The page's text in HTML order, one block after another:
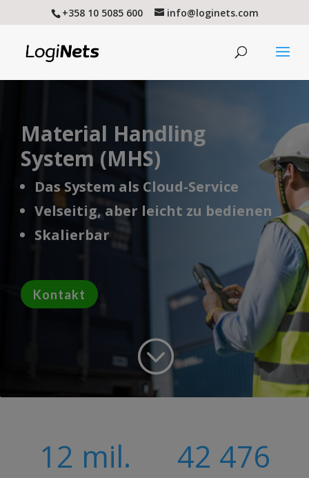
+358 10 5085 600 info@loginets.com
Material Handling
System (MHS)
Das System als Cloud-Service
Velseitig, aber leicht zu bedienen
Skalierbar
Kontakt
;
12 mil. 42 476